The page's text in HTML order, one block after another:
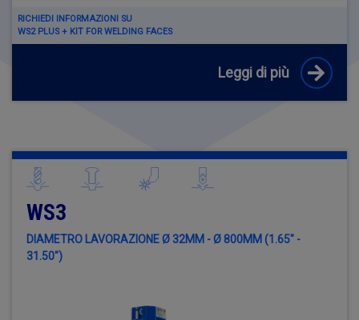
RICHIEDI INFORMAZIONI SU
WS2 PLUS + KIT FOR WELDING FACES
Leggi di più
WS3
DIAMETRO LAVORAZIONE Ø 32MM - Ø 800MM (1.65" -
31.50")